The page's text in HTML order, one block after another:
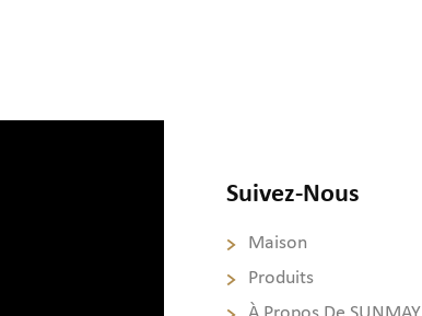
Suivez-Nous
Maison
Produits